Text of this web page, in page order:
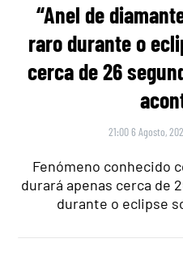
“Anel de
raro durante o
cerca de 26
21:00 6 Agosto,
Fenómeno conhecido
durará apenas cerca de
durante o eclipse